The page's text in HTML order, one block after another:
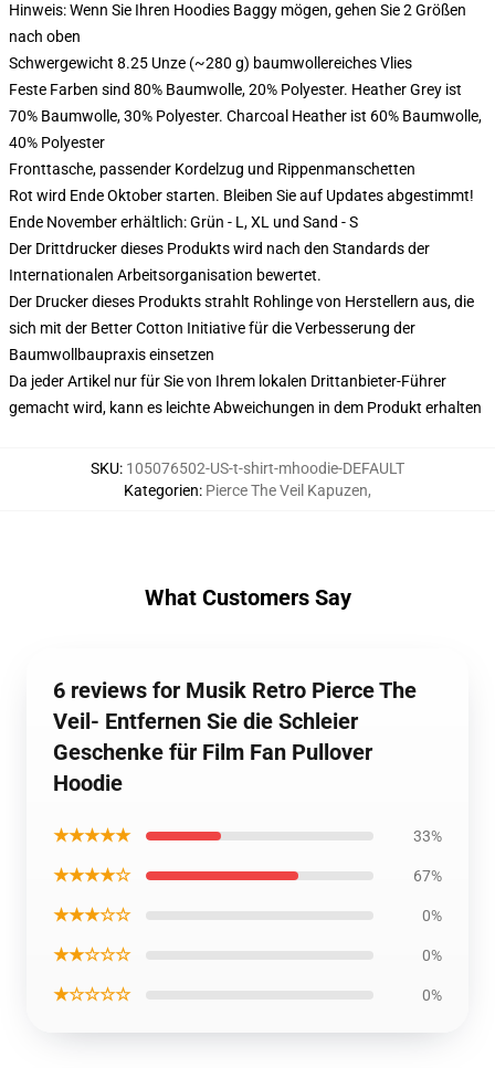
Hinweis: Wenn Sie Ihren Hoodies Baggy mögen, gehen Sie 2 Größen
nach oben
Schwergewicht 8.25 Unze (~280 g) baumwollereiches Vlies
Feste Farben sind 80% Baumwolle, 20% Polyester. Heather Grey ist
70% Baumwolle, 30% Polyester. Charcoal Heather ist 60% Baumwolle,
40% Polyester
Fronttasche, passender Kordelzug und Rippenmanschetten
Rot wird Ende Oktober starten. Bleiben Sie auf Updates abgestimmt!
Ende November erhältlich: Grün - L, XL und Sand - S
Der Drittdrucker dieses Produkts wird nach den Standards der
Internationalen Arbeitsorganisation bewertet.
Der Drucker dieses Produkts strahlt Rohlinge von Herstellern aus, die
sich mit der Better Cotton Initiative für die Verbesserung der
Baumwollbaupraxis einsetzen
Da jeder Artikel nur für Sie von Ihrem lokalen Drittanbieter-Führer
gemacht wird, kann es leichte Abweichungen in dem Produkt erhalten
SKU: 105076502-US-t-shirt-mhoodie-DEFAULT
Kategorien: Pierce The Veil Kapuzen,
What Customers Say
6 reviews for Musik Retro Pierce The
Veil- Entfernen Sie die Schleier
Geschenke für Film Fan Pullover
Hoodie
★★★★★ 33%
★★★★☆ 67%
★★★☆☆ 0%
★★☆☆☆ 0%
★☆☆☆☆ 0%